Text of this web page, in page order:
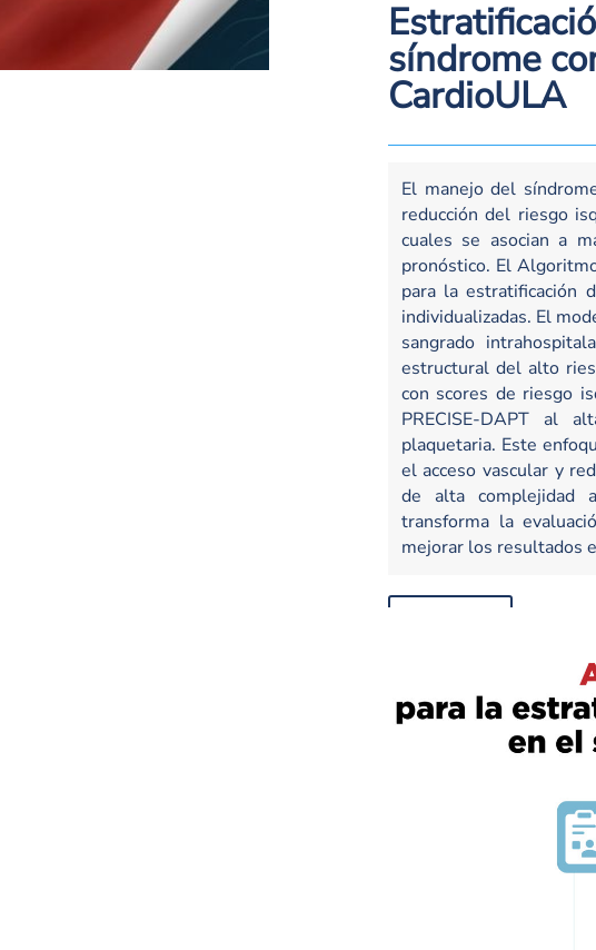
síndrome
CardioULA
El manejo del
reducción del riesgo
cuales se asocian a
pronóstico. El
para la estratificación
individualizadas. El
sangrado
estructural del alto
con scores de riesgo
PRECISE-DAPT al
plaquetaria. Este
el acceso vascular y
de alta complejidad
transforma la
mejorar los resultados